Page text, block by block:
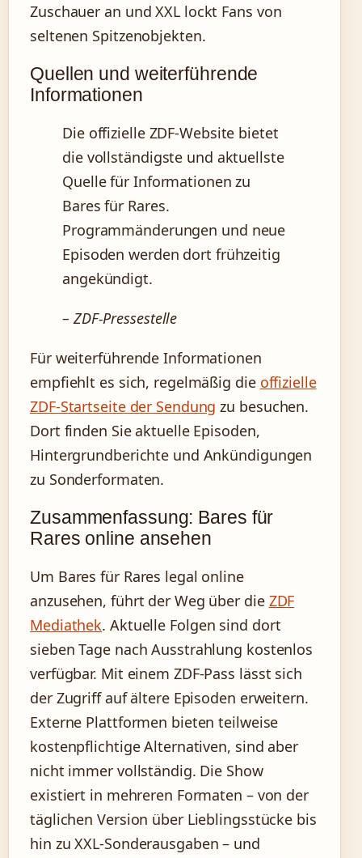
Zuschauer an und XXL lockt Fans von
seltenen Spitzenobjekten.
Quellen und weiterführende
Informationen
Die offizielle ZDF-Website bietet
die vollständigste und aktuellste
Quelle für Informationen zu
Bares für Rares.
Programmänderungen und neue
Episoden werden dort frühzeitig
angekündigt.
– ZDF-Pressestelle
Für weiterführende Informationen
empfiehlt es sich, regelmäßig die offizielle
ZDF-Startseite der Sendung zu besuchen.
Dort finden Sie aktuelle Episoden,
Hintergrundberichte und Ankündigungen
zu Sonderformaten.
Zusammenfassung: Bares für
Rares online ansehen
Um Bares für Rares legal online
anzusehen, führt der Weg über die ZDF
Mediathek. Aktuelle Folgen sind dort
sieben Tage nach Ausstrahlung kostenlos
verfügbar. Mit einem ZDF-Pass lässt sich
der Zugriff auf ältere Episoden erweitern.
Externe Plattformen bieten teilweise
kostenpflichtige Alternativen, sind aber
nicht immer vollständig. Die Show
existiert in mehreren Formaten – von der
täglichen Version über Lieblingsstücke bis
hin zu XXL-Sonderausgaben – und